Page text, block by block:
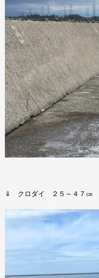
⇓ クロダイ ２５～４７㎝